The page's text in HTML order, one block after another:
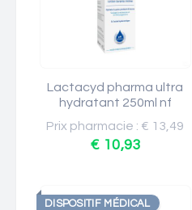
Lactacyd pharma ultra
hydratant 250ml nf
Prix pharmacie : € 13,49
€ 10,93
DISPOSITIF MÉDICAL